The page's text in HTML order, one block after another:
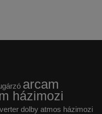
arcam
házimozi
dolby atmos házimozi